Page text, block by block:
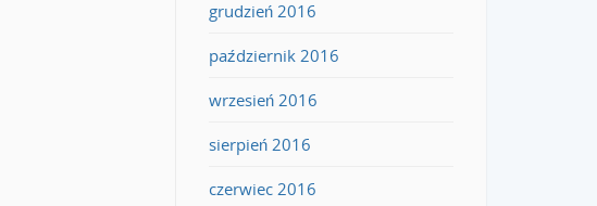
grudzień 2016
październik 2016
wrzesień 2016
sierpień 2016
czerwiec 2016